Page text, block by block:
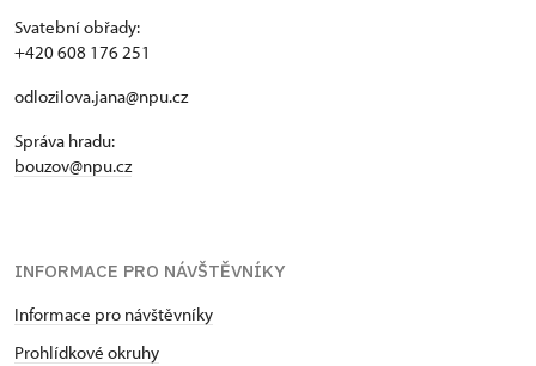
Svatební obřady:
+420 608 176 251
odlozilova.jana@npu.cz
Správa hradu:
bouzov@npu.cz
INFORMACE PRO NÁVŠTĚVNÍKY
Informace pro návštěvníky
Prohlídkové okruhy